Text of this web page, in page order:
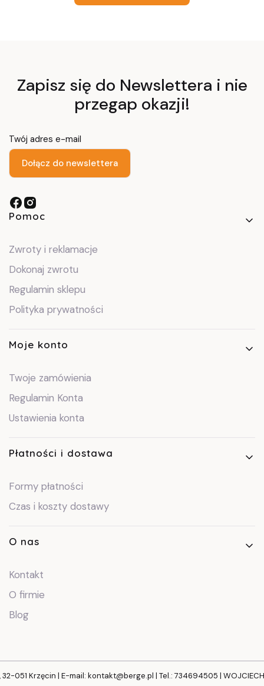
Zapisz się do Newslettera i nie
przegap okazji!
Twój adres e-mail
Dołącz do newslettera
Linki w stopce
Pomoc
Zwroty i reklamacje
Dokonaj zwrotu
Regulamin sklepu
Polityka prywatności
Moje konto
Twoje zamówienia
Regulamin Konta
Ustawienia konta
Płatności i dostawa
Formy płatności
Czas i koszty dostawy
O nas
Kontakt
O firmie
Blog
051 Krzęcin | E-mail: kontakt@berge.pl | Tel.: 734694505 | WOJCIECH